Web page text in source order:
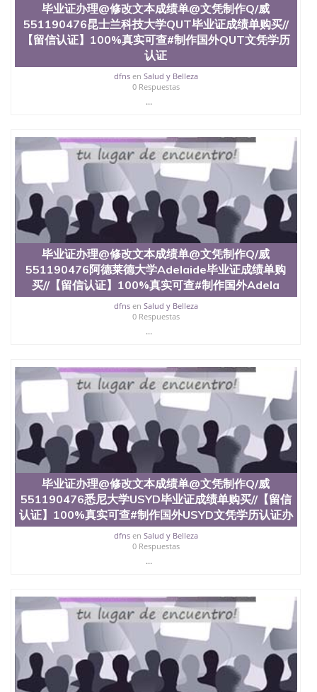
毕业证办理@修改文本成绩单@文凭制作Q/威
551190476昆士兰科技大学QUT毕业证成绩单购买//
【留信认证】100%真实可查#制作国外QUT文凭学历
认证
dfnsen Salud y Belleza
0 Respuestas
...
毕业证办理@修改文本成绩单@文凭制作Q/威
551190476阿德莱德大学Adelaide毕业证成绩单购
买//【留信认证】100%真实可查#制作国外Adela
dfnsen Salud y Belleza
0 Respuestas
...
毕业证办理@修改文本成绩单@文凭制作Q/威
551190476悉尼大学USYD毕业证成绩单购买//【留信
认证】100%真实可查#制作国外USYD文凭学历认证办
dfnsen Salud y Belleza
0 Respuestas
...